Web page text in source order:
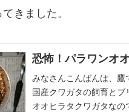
きました。
恐怖！パラワンオ
みなさんこんばんは、
国産クワガタの飼育と
オオヒラタクワガタな